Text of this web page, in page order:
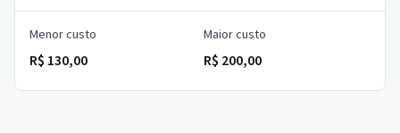
Menor custo
R$ 130,00
Maior custo
R$ 200,00